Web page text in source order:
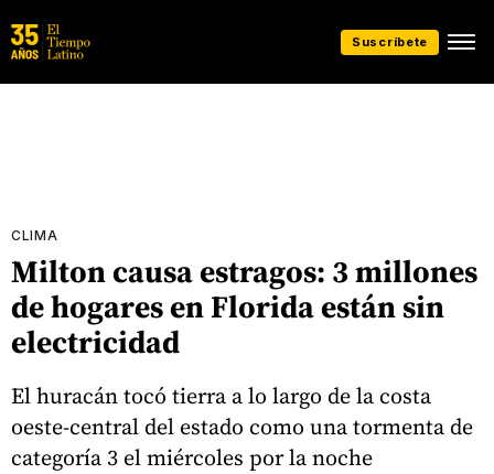
Suscríbete
CLIMA
Milton causa estragos: 3 millones
de hogares en Florida están sin
electricidad
El huracán tocó tierra a lo largo de la costa
oeste-central del estado como una tormenta de
categoría 3 el miércoles por la noche